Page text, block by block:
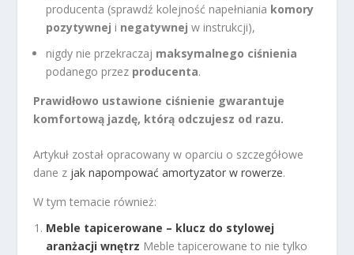
producenta (sprawdź kolejność napełniania komory
pozytywnej i negatywnej w instrukcji),
nigdy nie przekraczaj maksymalnego ciśnienia
podanego przez producenta.
Prawidłowo ustawione ciśnienie gwarantuje
komfortową jazdę, którą odczujesz od razu.
Artykuł został opracowany w oparciu o szczegółowe
dane z jak napompować amortyzator w rowerze.
W tym temacie również:
Meble tapicerowane – klucz do stylowej
aranżacji wnętrz Meble tapicerowane to nie tylko